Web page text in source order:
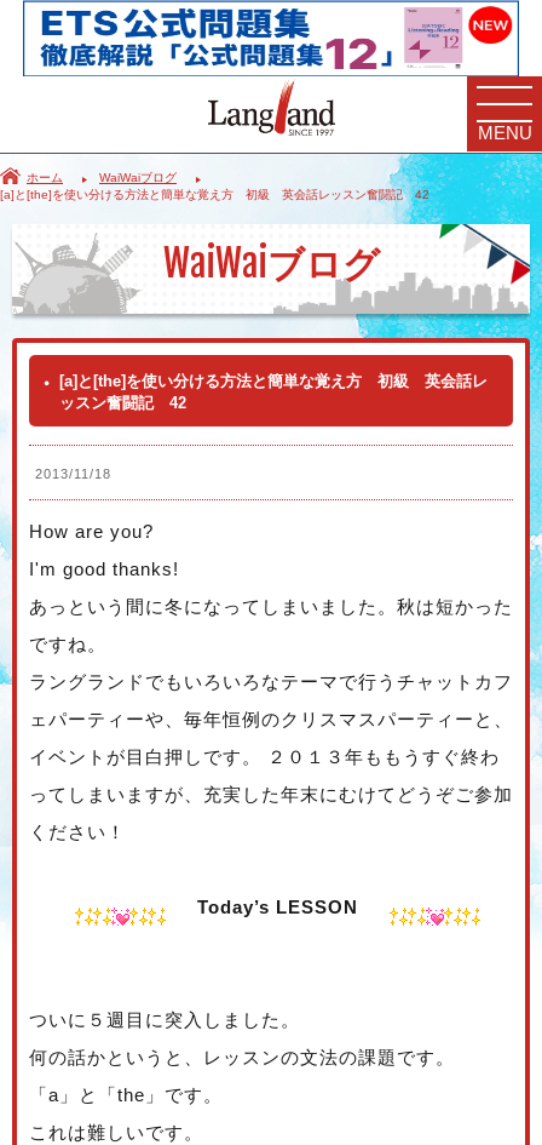
MENU
ホーム
WaiWaiブログ
[a]と[the]を使い分ける方法と簡単な覚え方 初級 英会話レッスン奮闘記 42
WaiWaiブログ
[a]と[the]を使い分ける方法と簡単な覚え方 初級 英会話レ
ッスン奮闘記 42
2013/11/18
How are you?
I'm good thanks!
あっという間に冬になってしまいました。秋は短かった
ですね。
ラングランドでもいろいろなテーマで行うチャットカフ
ェパーティーや、毎年恒例のクリスマスパーティーと、
イベントが目白押しです。 ２０１３年ももうすぐ終わ
ってしまいますが、充実した年末にむけてどうぞご参加
ください！
Today’s LESSON
ついに５週目に突入しました。
何の話かというと、レッスンの文法の課題です。
「a」と「the」です。
これは難しいです。